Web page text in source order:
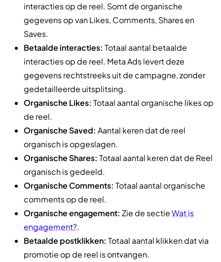
interacties op de reel. Somt de organische
gegevens op van Likes, Comments, Shares en
Saves.
Betaalde interacties: Totaal aantal betaalde
interacties op de reel. Meta Ads levert deze
gegevens rechtstreeks uit de campagne, zonder
gedetailleerde uitsplitsing.
Organische Likes: Totaal aantal organische likes op
de reel.
Organische Saved: Aantal keren dat de reel
organisch is opgeslagen.
Organische Shares: Totaal aantal keren dat de Reel
organisch is gedeeld.
Organische Comments: Totaal aantal organische
comments op de reel.
Organische engagement: Zie de sectieWat is
engagement?.
Betaalde postklikken: Totaal aantal klikken dat via
promotie op de reel is ontvangen.